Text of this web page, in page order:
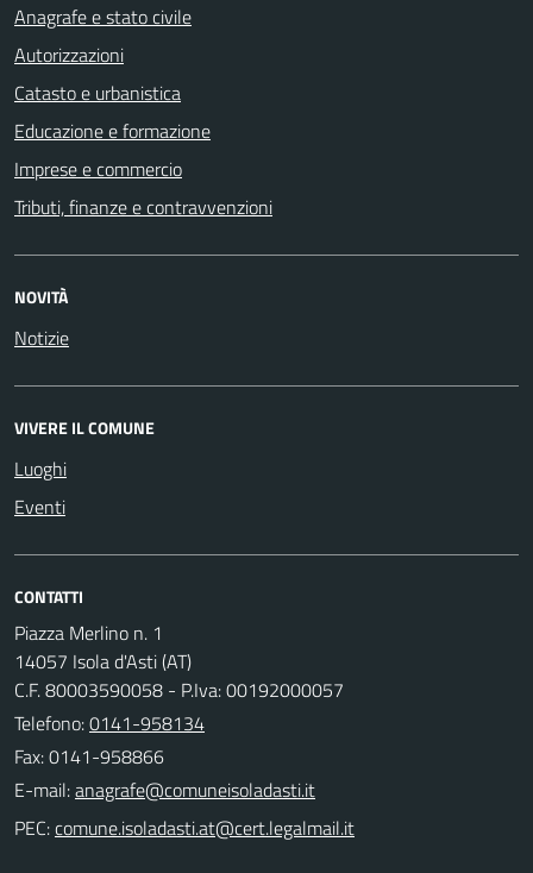
Anagrafe e stato civile
Autorizzazioni
Catasto e urbanistica
Educazione e formazione
Imprese e commercio
Tributi, finanze e contravvenzioni
NOVITÀ
Notizie
VIVERE IL COMUNE
Luoghi
Eventi
CONTATTI
Piazza Merlino n. 1
14057 Isola d'Asti (AT)
C.F. 80003590058 - P.Iva: 00192000057
Telefono:0141-958134
Fax: 0141-958866
E-mail:
PEC: